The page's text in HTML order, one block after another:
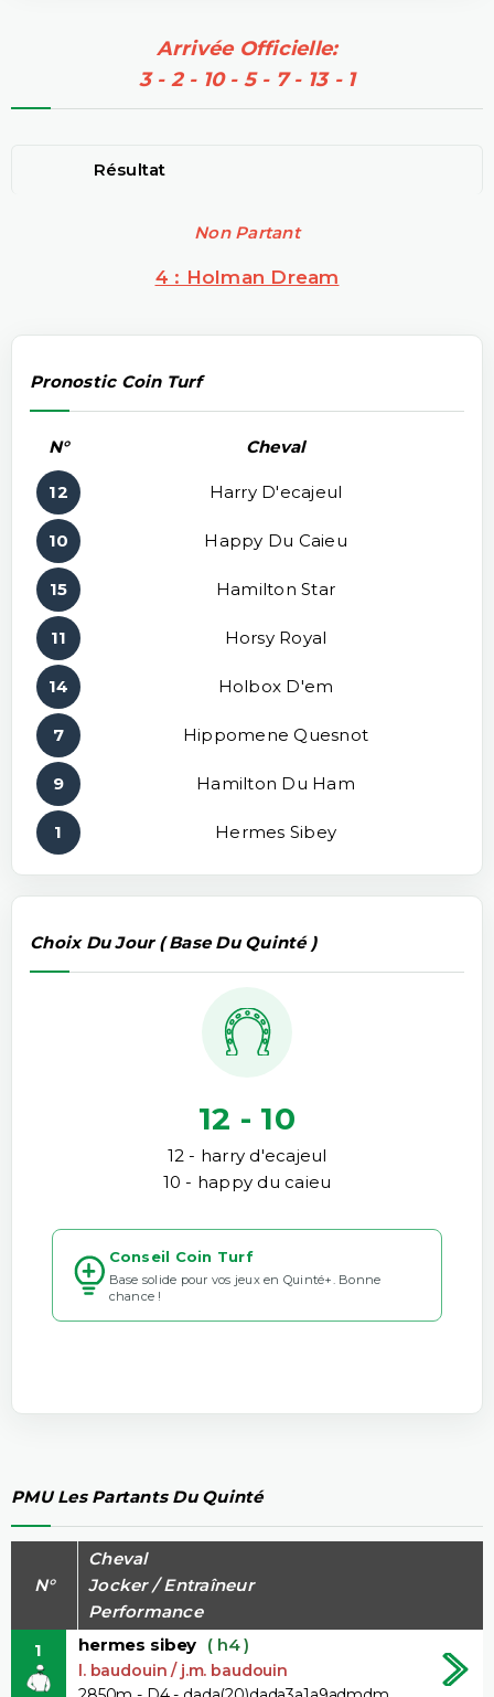
Arrivée Officielle:
3 - 2 - 10 - 5 - 7 - 13 - 1
Résultat
Non Partant
4 : Holman Dream
Pronostic Coin Turf
N° Cheval
12 Harry D'ecajeul
10 Happy Du Caieu
15 Hamilton Star
11 Horsy Royal
14 Holbox D'em
7 Hippomene Quesnot
9 Hamilton Du Ham
1 Hermes Sibey
Choix Du Jour ( Base Du Quinté )
12 - 10
12 - harry d'ecajeul
10 - happy du caieu
Conseil Coin Turf
Base solide pour vos jeux en Quinté+. Bonne
chance !
PMU Les Partants Du Quinté
N°
Cheval
Jocker / Entraîneur
Performance
1
hermes sibey ( h4 )
l. baudouin / j.m. baudouin